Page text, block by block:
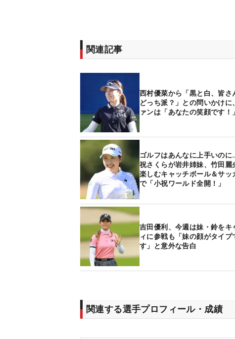
関連記事
西村優菜から「黒と白、皆さ
どっち派？」との問いかけに
ァンは「あなたの笑顔です！」
ゴルフはあんなに上手いのに
祝さくらが岩井姉妹、竹田麗
楽しむキャッチボール＆サッ
で「小祝ワールド全開！」
吉田優利、今週は妹・鈴をキ
ィに参戦も「妹の顔がタイプ
す」と意外な告白
関連する選手プロフィール・成績